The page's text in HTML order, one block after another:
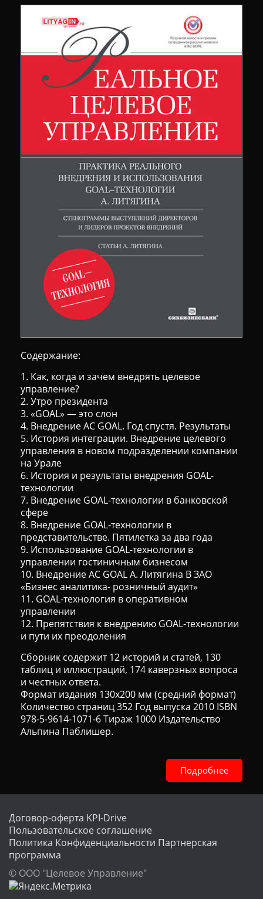
Содержание:
1. Как, когда и зачем внедрять целевое
управление?
2. Утро президента
3. «GOAL» — это слон
4. Внедрение AC GOAL. Год спустя. Результаты
5. История интеграции. Внедрение целевого
управления в новом подразделении компании
на Урале
6. История и результаты внедрения GOAL-
технологии
7. Внедрение GOAL-технологии в банковской
сфере
8. Внедрение GOAL-технологии в
представительстве. Пятилетка за два года
9. Использование GOAL-технологии в
управлении гостиничным бизнесом
10. Внедрение АС GOAL А. Литягина В ЗАО
«Бизнес аналитика- розничный аудит»
11. GOAL-технология в оперативном
управлении
12. Препятствия к внедрению GOAL-технологии
и пути их преодоления
Сборник содержит 12 историй и статей, 130
таблиц и иллюстраций, 174 каверзных вопроса
и честных ответа.
Формат издания 130х200 мм (средний формат)
Количество страниц 352 Год выпуска 2010 ISBN
978-5-9614-1071-6 Тираж 1000 Издательство
Альпина Паблишер.
Подробнее
Договор-оферта KPI-Drive
Пользовательское соглашение
Политика Конфиденциальности Партнерская
программа
© ООО "Целевое Управление"